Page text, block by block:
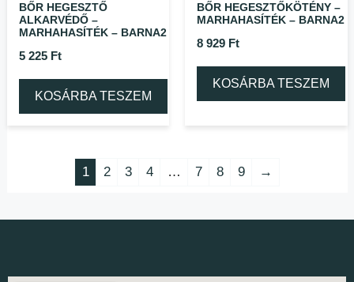
BŐR HEGESZTŐ
ALKARVÉDŐ –
MARHAHASÍTÉK – BARNA2
5 225 Ft
KOSÁRBA TESZEM
BŐR HEGESZTŐKÖTÉNY –
MARHAHASÍTÉK – BARNA2
8 929 Ft
KOSÁRBA TESZEM
1 2 3 4 … 7 8 9 →